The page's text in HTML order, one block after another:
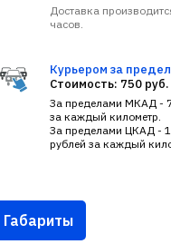
Доставка
часов.
Курьером за
Стоимость: 750 руб.
За пределами МКАД -
за каждый километр.
За пределами ЦКАД -
рублей за каждый
Габариты